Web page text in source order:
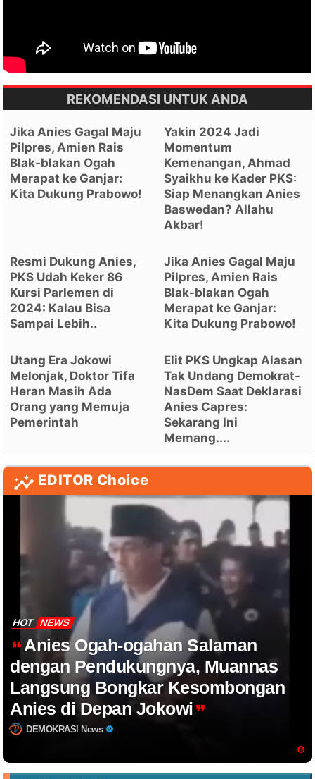
REKOMENDASI UNTUK ANDA
Jika Anies Gagal Maju
Pilpres, Amien Rais
Blak-blakan Ogah
Merapat ke Ganjar:
Kita Dukung Prabowo!
Yakin 2024 Jadi
Momentum
Kemenangan, Ahmad
Syaikhu ke Kader PKS:
Siap Menangkan Anies
Baswedan? Allahu
Akbar!
Resmi Dukung Anies,
PKS Udah Keker 86
Kursi Parlemen di
2024: Kalau Bisa
Sampai Lebih..
Jika Anies Gagal Maju
Pilpres, Amien Rais
Blak-blakan Ogah
Merapat ke Ganjar:
Kita Dukung Prabowo!
Utang Era Jokowi
Melonjak, Doktor Tifa
Heran Masih Ada
Orang yang Memuja
Pemerintah
Elit PKS Ungkap Alasan
Tak Undang Demokrat-
NasDem Saat Deklarasi
Anies Capres:
Sekarang Ini
Memang....
EDITOR Choice
HOT NEWS
Anies Ogah-ogahan Salaman
dengan Pendukungnya, Muannas
Langsung Bongkar Kesombongan
Anies di Depan Jokowi
DEMOKRASI News